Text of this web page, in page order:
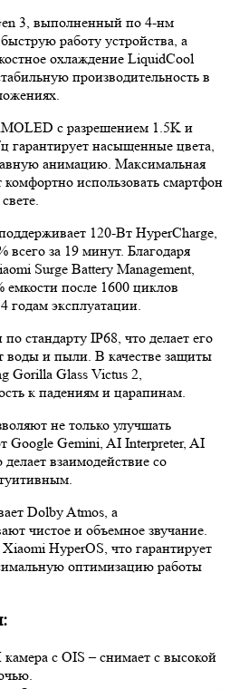
3, выполненный по 4-нм
работу устройства, а
охлаждение LiquidCool
производительность в
с разрешением 1.5K и
гарантирует насыщенные цвета,
анимацию. Максимальная
комфортно использовать смартфон
120-Вт HyperCharge,
всего за 19 минут. Благодаря
Surge Battery Management,
емкости после 1600 циклов
годам эксплуатации.
стандарту IP68, что делает его
и пыли. В качестве защиты
Gorilla Glass Victus 2,
к падениям и царапинам.
не только улучшать
Google Gemini, AI Interpreter, AI
взаимодействие со
Dolby Atmos, а
чистое и объемное звучание.
HyperOS, что гарантирует
оптимизацию работы
с OIS – снимает с высокой